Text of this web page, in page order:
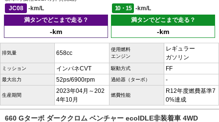
JC08
-km/L 10・15
-km/L
満タンでどこまで走る？
-km
満タンでどこまで走る？
-km
排気量 658cc
使用燃料
エンジン
レギュラー
ガソリン
ミッション インパネCVT 駆動方式 FF
最大出力 52ps/6900rpm 過給器（ターボ） -
生産期間
2023年04月～202
4年10月
燃費性能
R12年度燃費基準7
0%達成
660 Gターボ ダーククロム ベンチャー ecoIDLE非装着車 4WD